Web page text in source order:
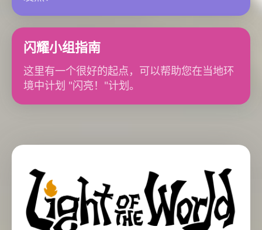
闪耀小组指南
这里有一个很好的起点，可以帮助您在当地环
境中计划 "闪亮！"计划。